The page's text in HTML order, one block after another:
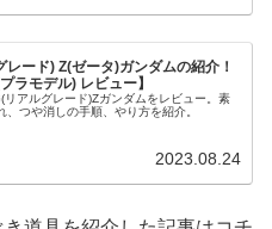
レード) Z(ゼータ)ガンダムの紹介！
ラモデル) レビュー】
リアルグレード)Zガンダムをレビュー。素
、つや消しの手順、やり方を紹介。
2023.08.24